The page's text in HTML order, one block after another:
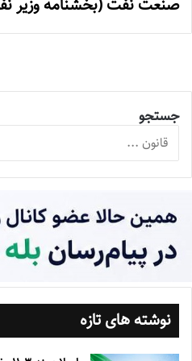
جستجو
نوشته های تازه